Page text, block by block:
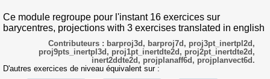
Ce module regroupe pour l'instant 16 exercices sur
barycentres, projections with 3 exercises translated in english
Contributeurs : barproj3d, barproj7d, proj3pt_inertpl2d,
proj9pts_inertpl3d, proj1pt_inertdte2d, proj2pt_inertdte2d,
inert2ddte2d, projplanaff6d, projplanvect6d.
D'autres exercices de niveau équivalent sur :